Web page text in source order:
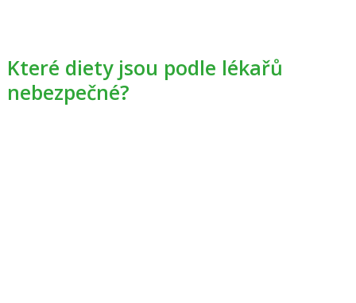
Které diety jsou podle lékařů
nebezpečné?